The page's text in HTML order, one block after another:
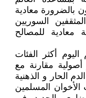
بالضرورة معادية
السوريين
معادية للمصالح
أكثر الفئات
مقارنة مع
الحار و الذهنية
الأخوان المسلمين